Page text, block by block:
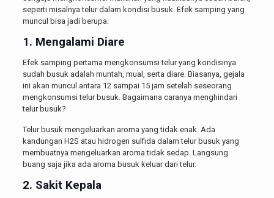
seperti misalnya telur dalam kondisi busuk. Efek samping yang
muncul bisa jadi berupa:
1. Mengalami Diare
Efek samping pertama mengkonsumsi telur yang kondisinya
sudah busuk adalah muntah, mual, serta diare. Biasanya, gejala
ini akan muncul antara 12 sampai 15 jam setelah seseorang
mengkonsumsi telur busuk. Bagaimana caranya menghindari
telur busuk?
Telur busuk mengeluarkan aroma yang tidak enak. Ada
kandungan H2S atau hidrogen sulfida dalam telur busuk yang
membuatnya mengeluarkan aroma tidak sedap. Langsung
buang saja jika ada aroma busuk keluar dari telur.
2. Sakit Kepala